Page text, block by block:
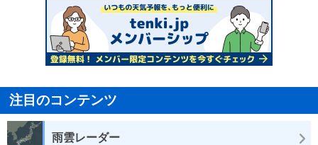
注目のコンテンツ
雨雲レーダー